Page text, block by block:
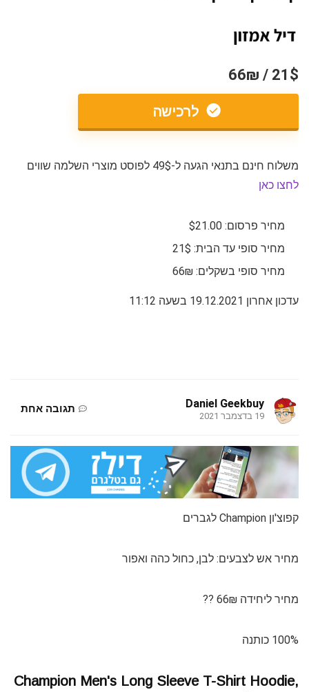
21$ / 66₪
לרכישה
משלוח חינם בתנאי הגעה ל-49$ לפוסט מוצרי השלמה שווים
לחצו כאן
מחיר פרסום: $21.00
מחיר סופי עד הבית: 21$
מחיר סופי בשקלים: 66₪
עדכון אחרון 19.12.2021 בשעה 11:12
Daniel Geekbuy
19 בדצמבר 2021
תגובה אחת
קפוצ'ון Champion לגברים
מחיר אש לצבעים: לבן, כחול כהה ואפור
מחיר ליחידה 66₪ ??
100% כותנה
Champion Men's Long Sleeve T-Shirt Hoodie,